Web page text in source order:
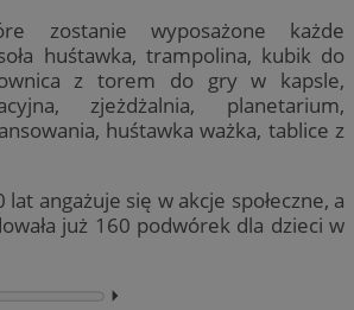
zostanie wyposażone każde
huśtawka, trampolina, kubik do
z torem do gry w kapsle,
zjeżdżalnia, planetarium,
huśtawka ważka, tablice z
lat angażuje się w akcje społeczne, a
już 160 podwórek dla dzieci w
⏵︎